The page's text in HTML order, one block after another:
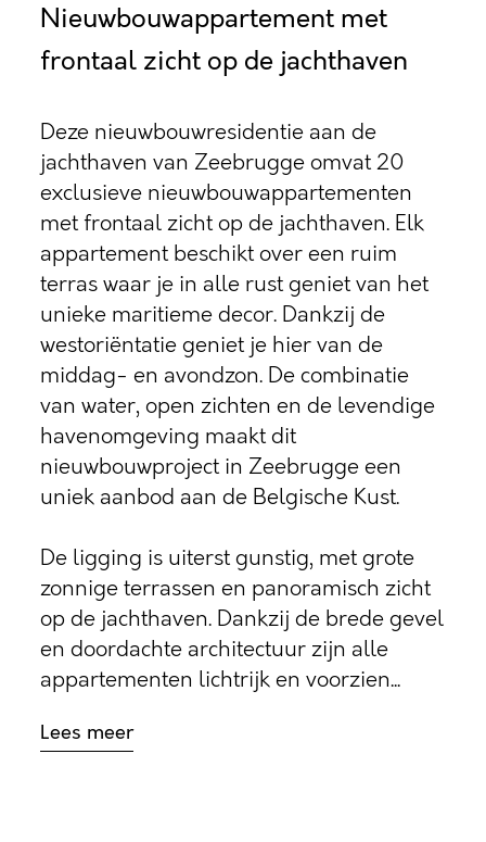
Nieuwbouwappartement met
frontaal zicht op de jachthaven
Deze nieuwbouwresidentie aan de
jachthaven van Zeebrugge omvat 20
exclusieve nieuwbouwappartementen
met frontaal zicht op de jachthaven. Elk
appartement beschikt over een ruim
terras waar je in alle rust geniet van het
unieke maritieme decor. Dankzij de
westoriëntatie geniet je hier van de
middag- en avondzon. De combinatie
van water, open zichten en de levendige
havenomgeving maakt dit
nieuwbouwproject in Zeebrugge een
uniek aanbod aan de Belgische Kust.
De ligging is uiterst gunstig, met grote
zonnige terrassen en panoramisch zicht
op de jachthaven. Dankzij de brede gevel
en doordachte architectuur zijn alle
appartementen lichtrijk en voorzien...
Lees meer